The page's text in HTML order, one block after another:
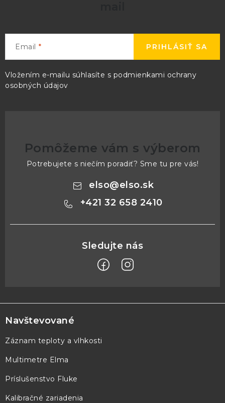
Email
Vložením e-mailu súhlasíte s podmienkami ochrany
osobných údajov
PRIHLÁSIŤ SA
Pomôžeme vám s výberom
Potrebujete s niečím poradiť? Sme tu pre vás!
elso@elso.sk
+421 32 658 2410
á
p
ä
e
Navštevované
Záznam teploty a vlhkosti
Multimetre Elma
Príslušenstvo Fluke
Kalibračné zariadenia